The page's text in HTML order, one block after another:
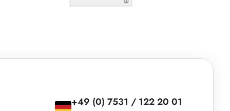
+49 (0) 7531 / 122 20 01